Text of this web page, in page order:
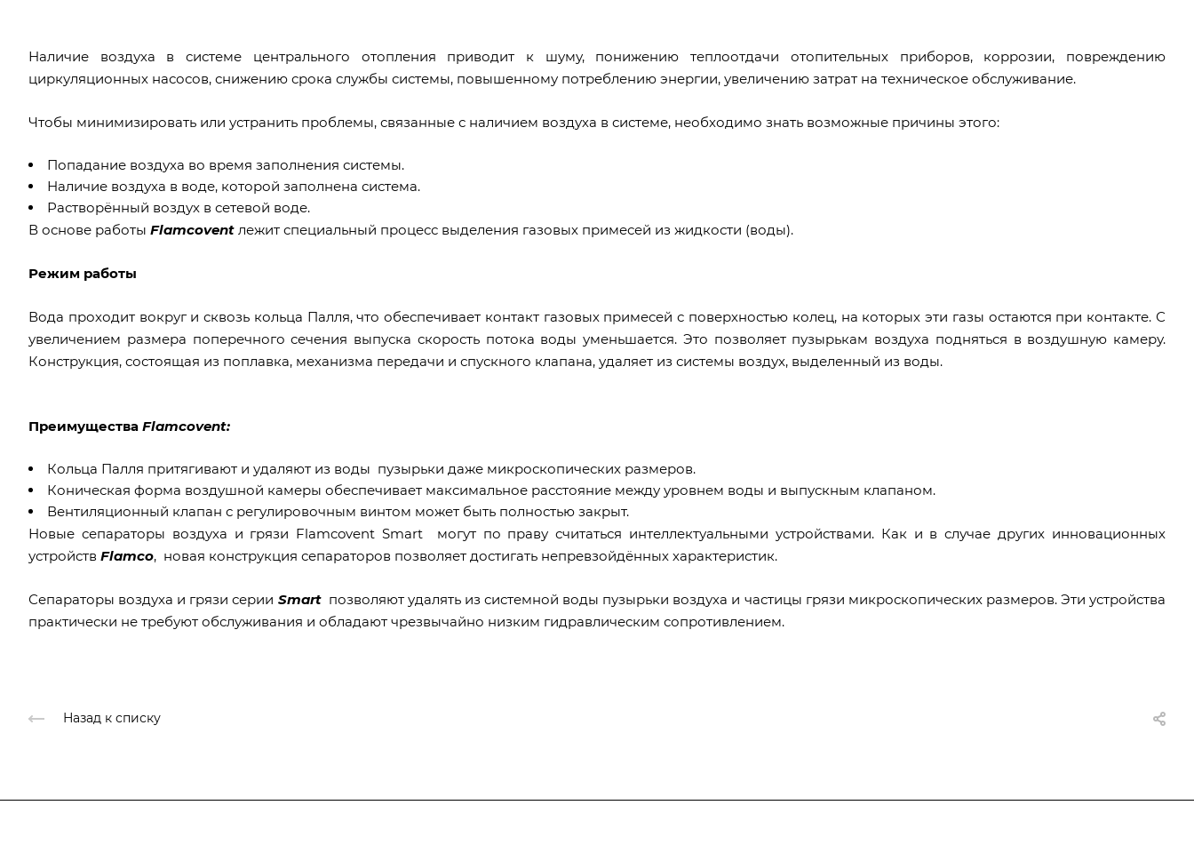
Наличие воздуха в системе центрального отопления приводит к шуму, понижению теплоотдачи отопительных приборов, коррозии, повреждению
циркуляционных насосов, снижению срока службы системы, повышенному потреблению энергии, увеличению затрат на техническое обслуживание.
Чтобы минимизировать или устранить проблемы, связанные с наличием воздуха в системе, необходимо знать возможные причины этого:
Попадание воздуха во время заполнения системы.
Наличие воздуха в воде, которой заполнена система.
Растворённый воздух в сетевой воде.
В основе работы Flamcovent лежит специальный процесс выделения газовых примесей из жидкости (воды).
Режим работы
Вода проходит вокруг и сквозь кольца Палля, что обеспечивает контакт газовых примесей с поверхностью колец, на которых эти газы остаются при контакте. С
увеличением размера поперечного сечения выпуска скорость потока воды уменьшается. Это позволяет пузырькам воздуха подняться в воздушную камеру.
Конструкция, состоящая из поплавка, механизма передачи и спускного клапана, удаляет из системы воздух, выделенный из воды.
Преимущества Flamcovent:
Кольца Палля притягивают и удаляют из воды пузырьки даже микроскопических размеров.
Коническая форма воздушной камеры обеспечивает максимальное расстояние между уровнем воды и выпускным клапаном.
Вентиляционный клапан с регулировочным винтом может быть полностью закрыт.
Новые сепараторы воздуха и грязи Flamcovent Smart могут по праву считаться интеллектуальными устройствами. Как и в случае других инновационных
устройств Flamco, новая конструкция сепараторов позволяет достигать непревзойдённых характеристик.
Сепараторы воздуха и грязи серии Smart позволяют удалять из системной воды пузырьки воздуха и частицы грязи микроскопических размеров. Эти устройства
практически не требуют обслуживания и обладают чрезвычайно низким гидравлическим сопротивлением.
Назад к списку